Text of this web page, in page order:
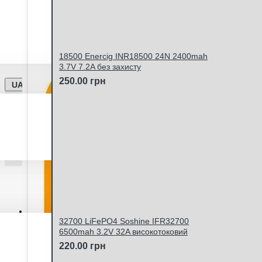
UA
18500 Enercig INR18500 24N 2400mah
3.7V 7.2A без захисту
250.00 грн
32700 LiFePO4 Soshine IFR32700
6500mah 3.2V 32A високотоковий
220.00 грн